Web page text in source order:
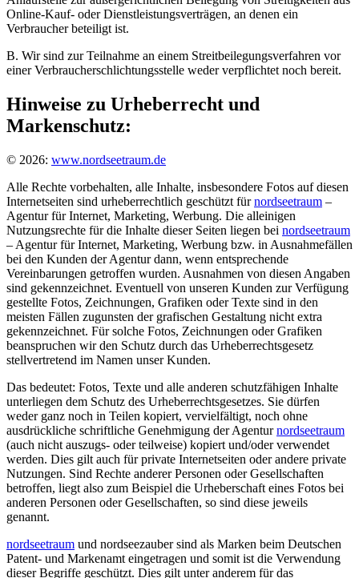
Online-Kauf- oder Dienstleistungsverträgen, an denen ein
Verbraucher beteiligt ist.
B. Wir sind zur Teilnahme an einem Streitbeilegungsverfahren vor
einer Verbraucherschlichtungsstelle weder verpflichtet noch bereit.
Hinweise zu Urheberrecht und
Markenschutz:
© 2026: www.nordseetraum.de
Alle Rechte vorbehalten, alle Inhalte, insbesondere Fotos auf diesen
Internetseiten sind urheberrechtlich geschützt fürnordseetraum –
Agentur für Internet, Marketing, Werbung. Die alleinigen
Nutzungsrechte für die Inhalte dieser Seiten liegen bei nordseetraum
– Agentur für Internet, Marketing, Werbung bzw. in Ausnahmefällen
bei den Kunden der Agentur dann, wenn entsprechende
Vereinbarungen getroffen wurden. Ausnahmen von diesen Angaben
sind gekennzeichnet. Eventuell von unseren Kunden zur Verfügung
gestellte Fotos, Zeichnungen, Grafiken oder Texte sind in den
meisten Fällen zugunsten der grafischen Gestaltung nicht extra
gekennzeichnet. Für solche Fotos, Zeichnungen oder Grafiken
beanspruchen wir den Schutz durch das Urheberrechtsgesetz
stellvertretend im Namen unser Kunden.
Das bedeutet: Fotos, Texte und alle anderen schutzfähigen Inhalte
unterliegen dem Schutz des Urheberrechtsgesetzes. Sie dürfen
weder ganz noch in Teilen kopiert, vervielfältigt, noch ohne
ausdrückliche schriftliche Genehmigung der Agenturnordseetraum
(auch nicht auszugs- oder teilweise) kopiert und/oder verwendet
werden. Dies gilt auch für private Internetseiten oder andere private
Nutzungen. Sind Rechte anderer Personen oder Gesellschaften
betroffen, liegt also zum Beispiel die Urheberschaft eines Fotos bei
anderen Personen oder Gesellschaften, so sind diese jeweils
genannt.
nordseetraum und nordseezauber sind als Marken beim Deutschen
Patent- und Markenamt eingetragen und somit ist die Verwendung
dieser Begriffe geschützt. Dies gilt unter anderem für das